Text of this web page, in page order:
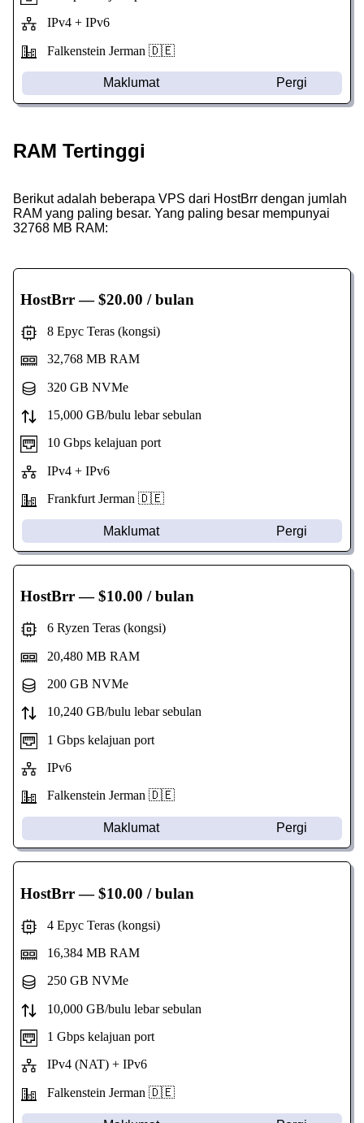
IPv4 + IPv6
Falkenstein Jerman 🇩🇪
Maklumat Pergi
RAM Tertinggi
Berikut adalah beberapa VPS dari HostBrr dengan jumlah
RAM yang paling besar. Yang paling besar mempunyai
32768 MB RAM:
HostBrr— $20.00 / bulan
8 Epyc Teras (kongsi)
32,768 MB RAM
320 GB NVMe
15,000 GB/bulu lebar sebulan
10 Gbps kelajuan port
IPv4 + IPv6
Frankfurt Jerman 🇩🇪
Maklumat Pergi
HostBrr— $10.00 / bulan
6 Ryzen Teras (kongsi)
20,480 MB RAM
200 GB NVMe
10,240 GB/bulu lebar sebulan
1 Gbps kelajuan port
IPv6
Falkenstein Jerman 🇩🇪
Maklumat Pergi
HostBrr— $10.00 / bulan
4 Epyc Teras (kongsi)
16,384 MB RAM
250 GB NVMe
10,000 GB/bulu lebar sebulan
1 Gbps kelajuan port
IPv4 (NAT) + IPv6
Falkenstein Jerman 🇩🇪